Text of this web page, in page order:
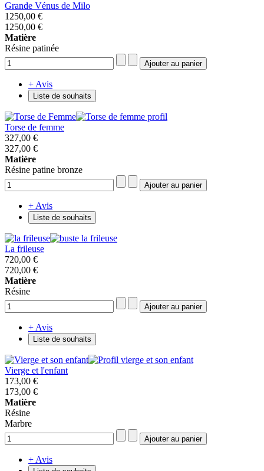
Grande Vénus de Milo
1250,00 €
1250,00 €
Matière
Résine patinée
+ Avis
Liste de souhaits
Torse de femme
327,00 €
327,00 €
Matière
Résine patine bronze
+ Avis
Liste de souhaits
La frileuse
720,00 €
720,00 €
Matière
Résine
+ Avis
Liste de souhaits
Vierge et l'enfant
173,00 €
173,00 €
Matière
Résine
Marbre
+ Avis